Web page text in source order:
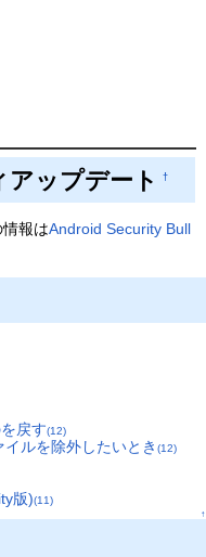
ップデート †
報はAndroid Security Bull
戻す(12)
ルを除外したいとき (12)
版)(11)
↑